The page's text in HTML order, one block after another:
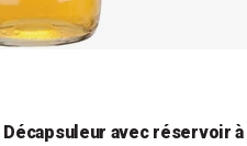
avec réservoir à